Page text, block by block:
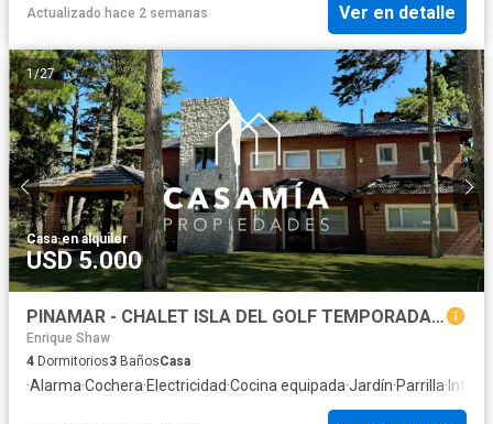
Actualizado hace 2 semanas Ver en detalle
1/27
Casa·en alquiler
USD 5.000
PINAMAR - CHALET ISLA DEL GOLF TEMPORADA 2027
Enrique Shaw
4 Dormitorios3 BañosCasa
·Alarma·Cochera·Electricidad·Cocina equipada·Jardín·Parrilla·